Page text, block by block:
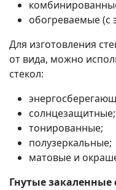
обогреваемые (с
Для изготовления
от вида, можно
стекол:
солнцезащитные;
тонированные;
полузеркальные;
матовые и
Гнутые закаленные